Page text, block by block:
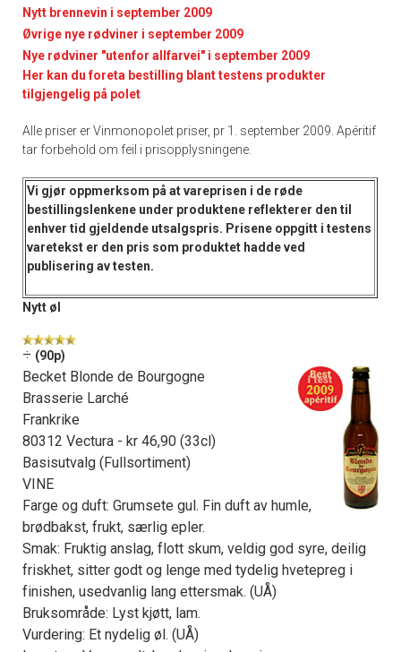
Nytt brennevin i september 2009
Øvrige nye rødviner i september 2009
Nye rødviner "utenfor allfarvei" i september 2009
Her kan du foreta bestilling blant testens produkter
tilgjengelig på polet
Alle priser er Vinmonopolet priser, pr 1. september 2009. Apéritif
tar forbehold om feil i prisopplysningene.
Vi gjør oppmerksom på at vareprisen i de røde
bestillingslenkene under produktene reflekterer den til
enhver tid gjeldende utsalgspris. Prisene oppgitt i testens
varetekst er den pris som produktet hadde ved
publisering av testen.
Nytt øl
÷ (90p)
Becket Blonde de Bourgogne
Brasserie Larché
Frankrike
80312 Vectura - kr 46,90 (33cl)
Basisutvalg (Fullsortiment)
VINE
Farge og duft: Grumsete gul. Fin duft av humle,
brødbakst, frukt, særlig epler.
Smak: Fruktig anslag, flott skum, veldig god syre, deilig
friskhet, sitter godt og lenge med tydelig hvetepreg i
finishen, usedvanlig lang ettersmak. (UÅ)
Bruksområde: Lyst kjøtt, lam.
Vurdering: Et nydelig øl. (UÅ)